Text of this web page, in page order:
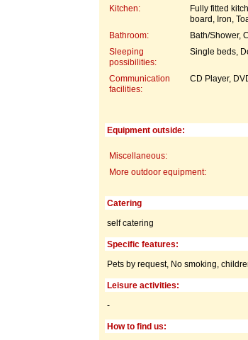
Kitchen:
Fully fitted
board, Iron,
Bathroom:
Bath/Shower,
Sleeping
possibilities:
Single beds,
Communication
facilities:
CD Player,
Equipment outside:
Miscellaneous:
More outdoor equipment:
Catering
self catering
Specific features:
Pets by request, No smoking,
Leisure activities:
-
How to find us: